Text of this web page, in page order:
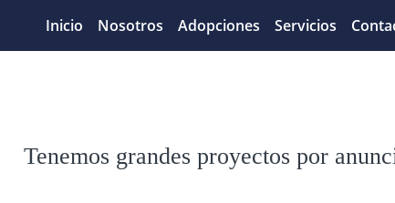
Inicio Nosotros Adopciones Servicios
Tenemos grandes proyectos por